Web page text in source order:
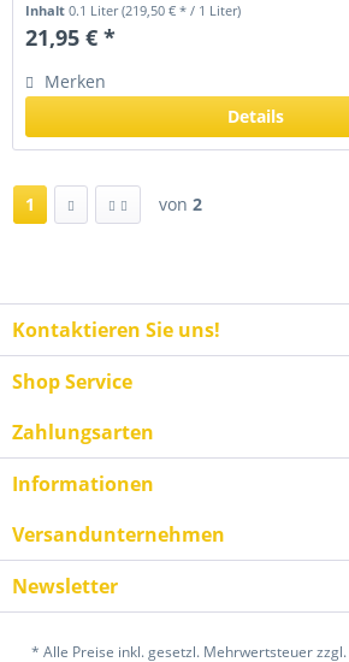
Inhalt0.1 Liter(219,50 € * / 1 Liter)
21,95 € *
Merken
Details
1 von 2
Kontaktieren Sie uns!
Shop Service
Zahlungsarten
Informationen
Versandunternehmen
Newsletter
* Alle Preise inkl. gesetzl. Mehrwertsteuer zzgl.